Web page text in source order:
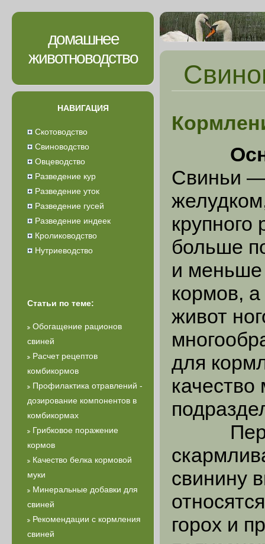
домашнее
животноводство
НАВИГАЦИЯ
Скотоводство
Свиноводство
Овцеводство
Разведение кур
Разведение уток
Разведение гусей
Разведение индеек
Кролиководство
Нутриеводство
Статьи по теме:
Обогащение рационов
свиней
Расчет рецептов
комбикормов
Профилактика отравлений -
дозирование компонентов в
комбикормах
Грибковое поражение
кормов
Качество белка кормовой
муки
Минеральные добавки для
свиней
Рекомендации с кормления
свиней
Свиньи
крупного
больше
и меньше
кормов,
живот
для
свинину
горох и